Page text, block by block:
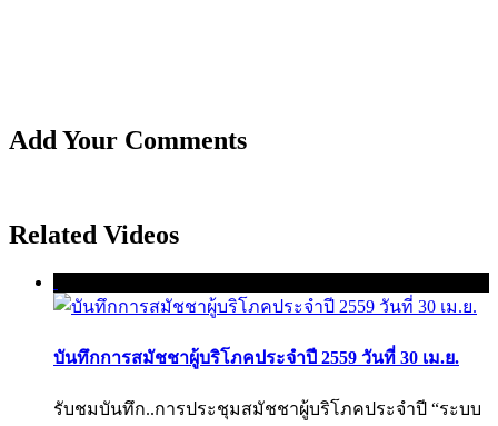
Add Your Comments
Related Videos
บันทึกการสมัชชาผู้บริโภคประจำปี 2559 วันที่ 30 เม.ย.
รับชมบันทึก..การประชุมสมัชชาผู้บริโภคประจำปี “ระบบ